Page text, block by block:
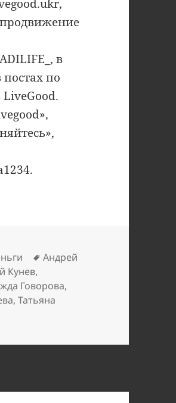
продвижение
в
по
Метки
Андрей
Кунев,
Говорова,
,Татьяна